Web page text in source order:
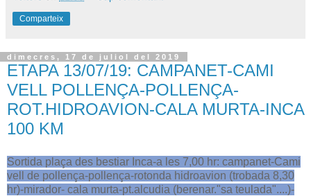
Comparteix
dimecres, 17 de juliol del 2019
ETAPA 13/07/19: CAMPANET-CAMI
VELL POLLENÇA-POLLENÇA-
ROT.HIDROAVION-CALA MURTA-INCA
100 KM
Sortida plaça des bestiar Inca-a les 7,00 hr: campanet-Cami
vell de pollença-pollença-rotonda hidroavion (trobada 8,30
hr)-mirador- cala murta-pt.alcudia (berenar."sa teulada"....)-